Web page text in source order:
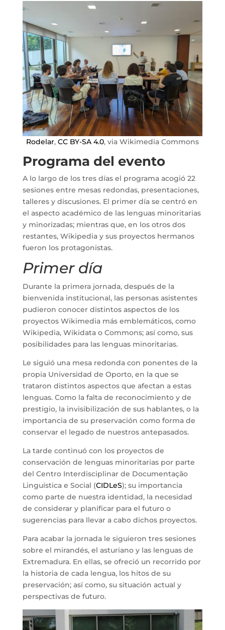
Rodelar, CC BY-SA 4.0, via Wikimedia Commons
Programa del evento
A lo largo de los tres días el programa acogió 22
sesiones entre mesas redondas, presentaciones,
talleres y discusiones. El primer día se centró en
el aspecto académico de las lenguas minoritarias
y minorizadas; mientras que, en los otros dos
restantes, Wikipedia y sus proyectos hermanos
fueron los protagonistas.
Primer día
Durante la primera jornada, después de la
bienvenida institucional, las personas asistentes
pudieron conocer distintos aspectos de los
proyectos Wikimedia más emblemáticos, como
Wikipedia, Wikidata o Commons; así como, sus
posibilidades para las lenguas minoritarias.
Le siguió una mesa redonda con ponentes de la
propia Universidad de Oporto, en la que se
trataron distintos aspectos que afectan a estas
lenguas. Como la falta de reconocimiento y de
prestigio, la invisibilización de sus hablantes, o la
importancia de su preservación como forma de
conservar el legado de nuestros antepasados.
La tarde continuó con los proyectos de
conservación de lenguas minoritarias por parte
del Centro Interdisciplinar de Documentação
Linguística e Social (CIDLeS); su importancia
como parte de nuestra identidad, la necesidad
de considerar y planificar para el futuro o
sugerencias para llevar a cabo dichos proyectos.
Para acabar la jornada le siguieron tres sesiones
sobre el mirandés, el asturiano y las lenguas de
Extremadura. En ellas, se ofreció un recorrido por
la historia de cada lengua, los hitos de su
preservación; así como, su situación actual y
perspectivas de futuro.